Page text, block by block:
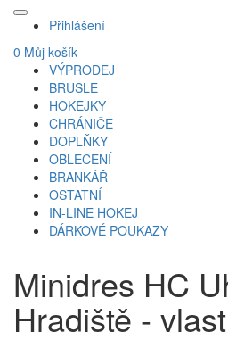
Přihlášení
0 Můj košík
VÝPRODEJ
BRUSLE
HOKEJKY
CHRÁNIČE
DOPLŇKY
OBLEČENÍ
BRANKÁŘ
OSTATNÍ
IN-LINE HOKEJ
DÁRKOVÉ POUKAZY
Minidres HC
Hradiště -